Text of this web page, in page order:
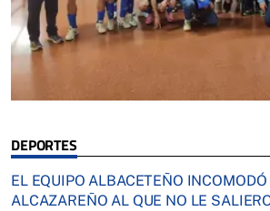
DEPORTES
EL EQUIPO ALBACETEÑO
ALCAZAREÑO AL QUE NO LE